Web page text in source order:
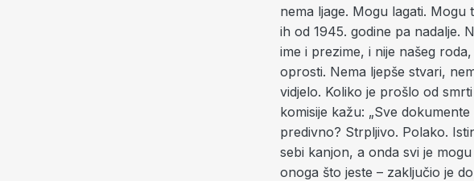
nema ljage. Mogu lagati.
ih od 1945. godine pa nadalje.
ime i prezime, i nije našeg
oprosti. Nema ljepše stvari,
vidjelo. Koliko je prošlo od
komisije kažu: „Sve
predivno? Strpljivo. Polako.
sebi kanjon, a onda svi je
onoga što jeste – zaključio je